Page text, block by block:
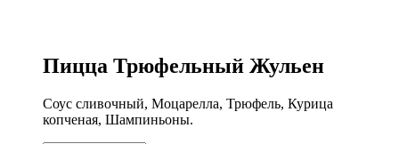
Пицца Трюфельный Жульен
Соус сливочный, Моцарелла, Трюфель, Курица
копченая, Шампиньоны.